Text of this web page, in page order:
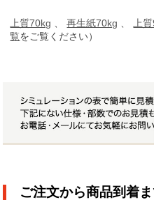
上質70kg 、再生紙70kg 上
覧をご覧ください）
ご注文から商品到着